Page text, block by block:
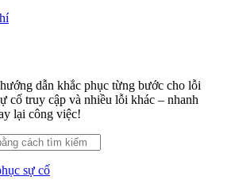
dẫn khắc phục từng bước cho lỗi
cố truy cập và nhiều lỗi khác – nhanh
lại công việc!
sự cố